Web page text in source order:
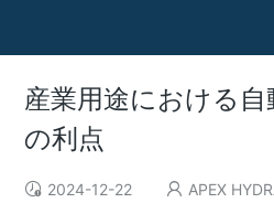
産業用途における
の利点
2024-12-22 APEX